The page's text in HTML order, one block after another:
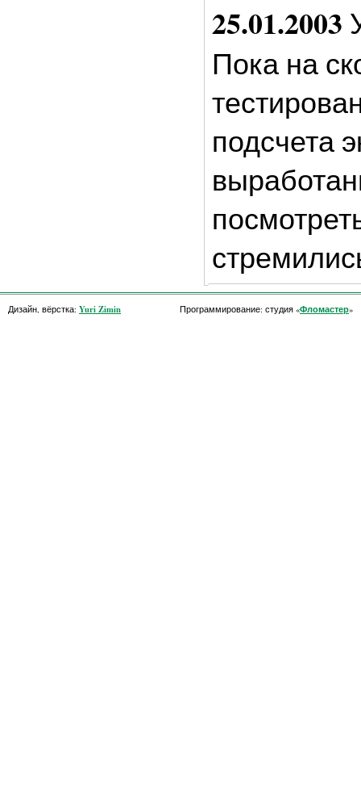
25.01.2003
Пока на
подсчета
Дизайн, вёрстка: Yuri Zimin Программирование: студия «Фломастер»